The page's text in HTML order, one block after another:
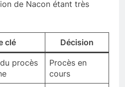
de Nacon étant très
clé Décision
procès
Procès en
cours